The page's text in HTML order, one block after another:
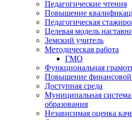
Педагогические чтения
Повышение
Педагогическая
Целевая модель
Земский учитель
Методическая работа
ГМО
Функциональная
Повышение финансовой
Доступная среда
Муниципальная система
образования
Независимая оценка